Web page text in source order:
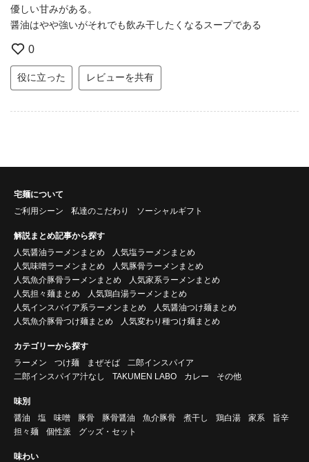
優しい甘みがある。
醤油はやや強いがそれでも飲み干したくなるスープである
0
役に立った レビューを共有
宅麺について
ご利用シーン
私達のこだわり ソーシャルギフト
解説まとめ記事から探す
人気醤油ラーメンまとめ
人気塩ラーメンまとめ
人気味噌ラーメンまとめ
人気豚骨ラーメンまとめ
人気魚介豚骨ラーメンまとめ
人気家系ラーメンまとめ
人気担々麺まとめ
人気鶏白湯ラーメンまとめ
人気インスパイア系ラーメンまとめ
人気醤油つけ麺まとめ
人気魚介豚骨つけ麺まとめ
人気変わり種つけ麺まとめ
カテゴリーから探す
ラーメン
つけ麺 まぜそば
二郎インスパイア
二郎インスパイア汁なし
TAKUMEN LABO カレー その他
味別
醤油
塩 味噌 豚骨 豚骨醤油 魚介豚骨 煮干し 鶏白湯 家系
旨辛
担々麺
個性派 グッズ・セット
味わい